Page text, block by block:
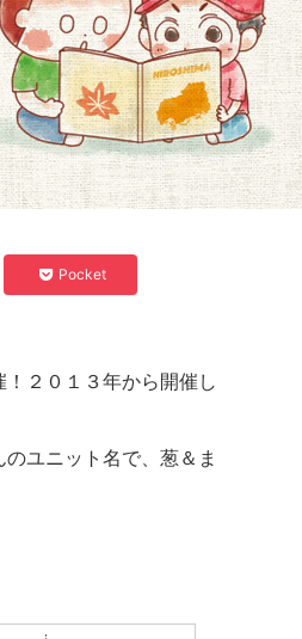
Pocket
２０１３年から開催し
ユニット名で、葱＆ま